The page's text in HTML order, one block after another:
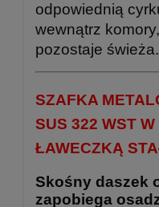
odpowiednią
wewnątrz
pozostaje świeża.
SZAFKA
SUS 322 WST
ŁAWECZKĄ
Skośny daszek
zapobiega